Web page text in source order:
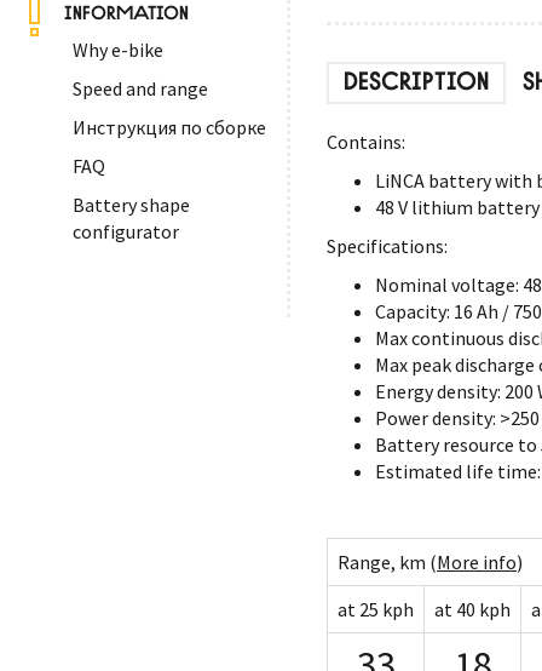
INFORMATION
Why e-bike
Speed and range
Инструкция по сборке
FAQ
Battery shape
configurator
DESCRIPTION
Contains:
LiNCA battery with
48 V lithium
Specifications:
Nominal voltage:
Capacity: 16 Ah /
Max continuous
Max peak
Energy density: 200
Power density:
Battery resource to
Estimated life time:
Range, km (More info)
at 25 kph
at 40 kph